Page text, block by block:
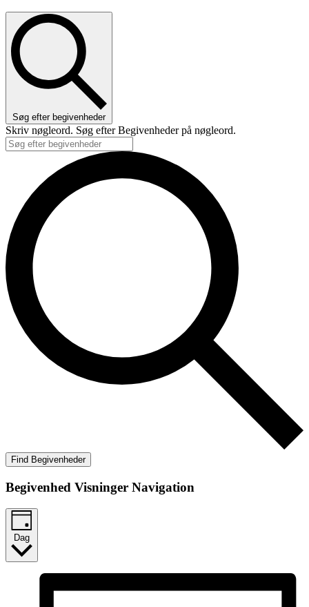
Søg efter begivenheder
Skriv nøgleord. Søg efter Begivenheder på nøgleord.
Find Begivenheder
Begivenhed Visninger Navigation
Dag